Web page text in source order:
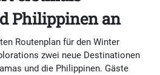
Philippinen an
Routenplan für den Winter
zwei neue Destinationen
und die Philippinen. Gäste